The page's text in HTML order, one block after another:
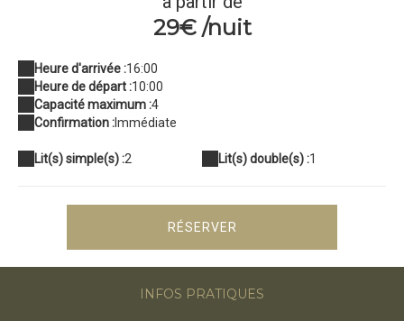
29€ /nuit
Heure d'arrivée :16:00
Heure de départ :10:00
Capacité maximum :4
Confirmation :Immédiate
Lit(s) simple(s) :2 Lit(s) double(s) :1
RÉSERVER
INFOS PRATIQUES